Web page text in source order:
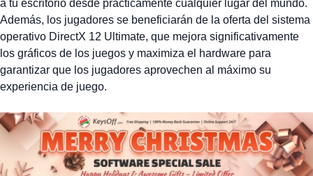
a tu escritorio desde prácticamente cualquier lugar del mundo.
Además, los jugadores se beneficiarán de la oferta del sistema
operativo DirectX 12 Ultimate, que mejora significativamente
los gráficos de los juegos y maximiza el hardware para
garantizar que los jugadores aprovechen al máximo su
experiencia de juego.